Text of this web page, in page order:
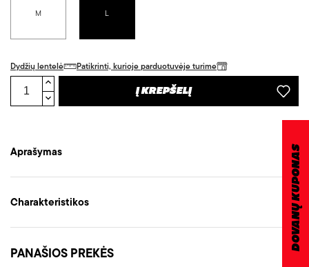
M L
Dydžių lentelė Patikrinti, kurioje parduotuvėje turime
Į KREPŠELĮ
Aprašymas
Charakteristikos
PANAŠIOS PREKĖS
DOVANŲ KUPONAS